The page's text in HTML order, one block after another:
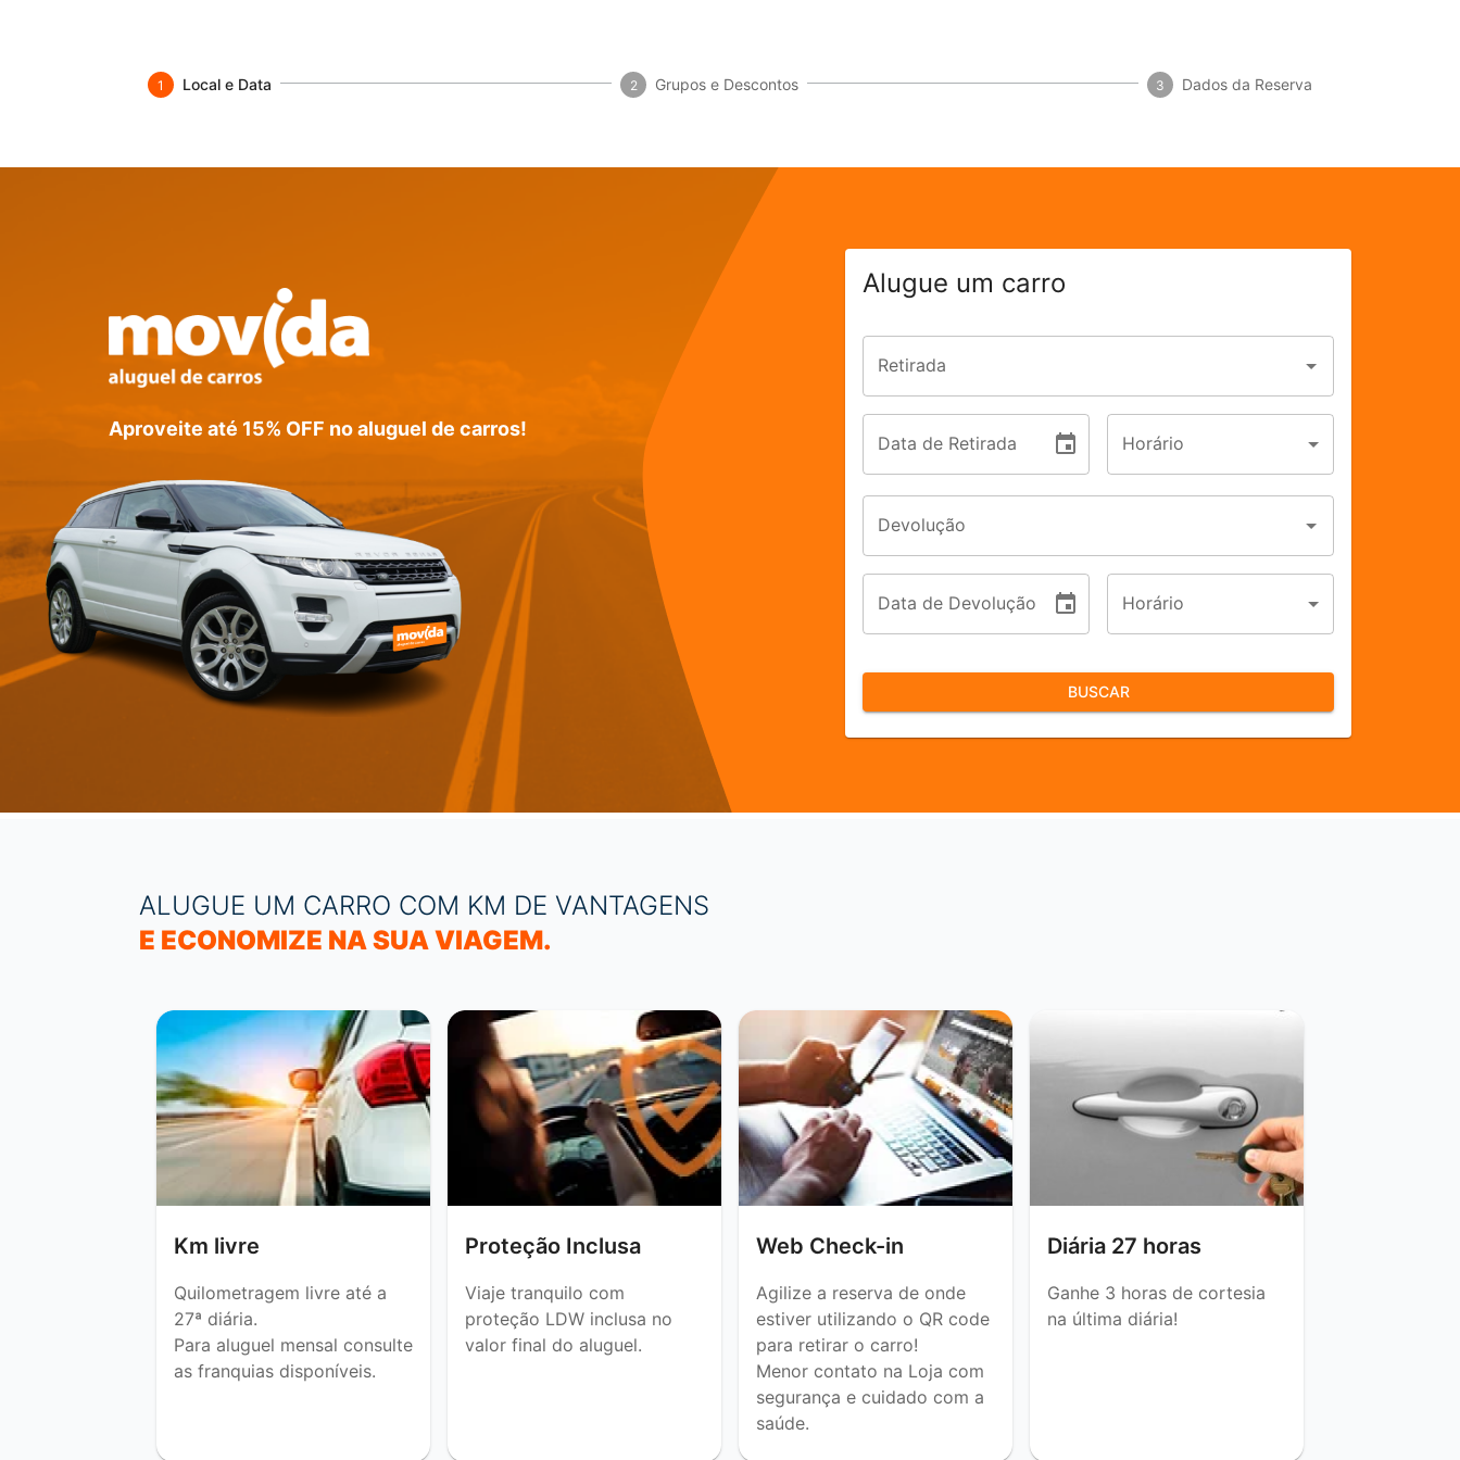
1 Local e Data 2 Grupos e Descontos 3 Dados da Reserva
Aproveite até 15% OFF no aluguel de carros!
Alugue um carro
Retirada
Data de Retirada Horário
Devolução
Data de Devolução Horário
BUSCAR
ALUGUE UM CARRO COM KM DE VANTAGENS
E ECONOMIZE NA SUA VIAGEM.
Km livre
Quilometragem livre até a
27ª diária.
Para aluguel mensal consulte
as franquias disponíveis.
Proteção Inclusa
Viaje tranquilo com
proteção LDW inclusa no
valor final do aluguel.
Web Check-in
Agilize a reserva de onde
estiver utilizando o QR code
para retirar o carro!
Menor contato na Loja com
segurança e cuidado com a
saúde.
Diária 27 horas
Ganhe 3 horas de cortesia
na última diária!